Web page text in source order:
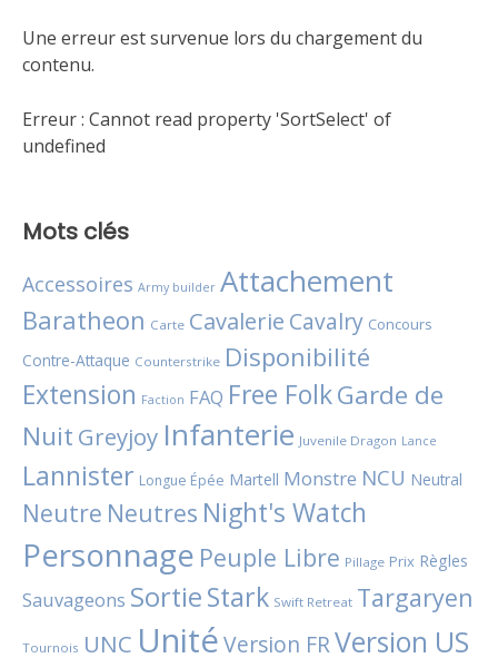
Une erreur est survenue lors du chargement du
contenu.
Erreur : Cannot read property 'SortSelect' of
undefined
Mots clés
Accessoires Army builder Attachement
Baratheon Carte Cavalerie Cavalry Concours
Contre-Attaque Counterstrike Disponibilité
Extension Faction FAQ Free FolkGarde de
Nuit Greyjoy Infanterie Juvenile Dragon Lance
Lannister Longue Épée Martell Monstre NCU Neutral
Neutre Neutres Night's Watch
Personnage Peuple Libre Pillage Prix Règles
Sauvageons SortieStark Swift Retreat Targaryen
Tournois UNC UnitéVersion FRVersion US